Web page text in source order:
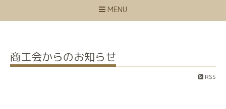
MENU
商工会からのお知らせ
RSS